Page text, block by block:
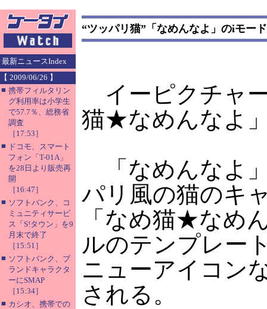
最新ニュースIndex
【 2009/06/26 】
■ 携帯フィルタリン
グ利用率は小学生
で57.7％、総務省
調査
［17:53］
■ ドコモ、スマート
フォン「T-01A」
を28日より販売再
開
［16:47］
■ ソフトバンク、コ
ミュニティサービ
ス「S!タウン」を9
月末で終了
［15:51］
■ ソフトバンク、ブ
ランドキャラクタ
ーにSMAP
［15:34］
■ カシオ、携帯での
“ツッパリ猫”「なめんなよ」のiモー
イーピクチャ
猫★なめんなよ
「なめんなよ
パリ風の猫のキ
「なめ猫★なめ
ルのテンプレー
ニューアイコン
される。